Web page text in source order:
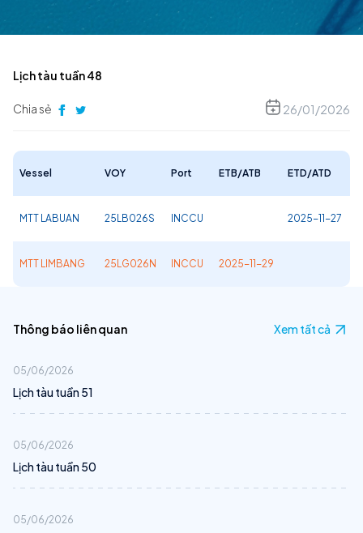
Lịch tàu tuần 48
Chia sẻ 26/01/2026
Vessel VOY Port ETB/ATB ETD/ATD
MTT LABUAN 25LB026S INCCU 2025-11-27
MTT LIMBANG 25LG026N INCCU 2025-11-29
Thông báo liên quan Xem tất cả
05/06/2026
Lịch tàu tuần 51
05/06/2026
Lịch tàu tuần 50
05/06/2026